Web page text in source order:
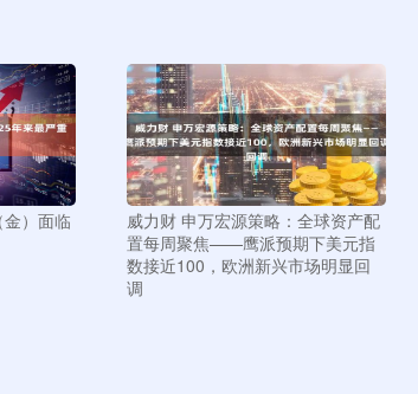
）面临
威力财 申万宏源策略：全球资产配
置每周聚焦——鹰派预期下美元指
数接近100，欧洲新兴市场明显回
调